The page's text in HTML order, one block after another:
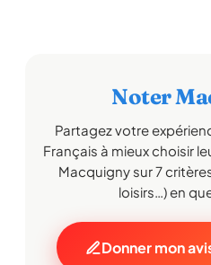
Noter
Partagez votre
Français à mieux choisir
Macquigny sur 7
loisirs…) en
Donner mon